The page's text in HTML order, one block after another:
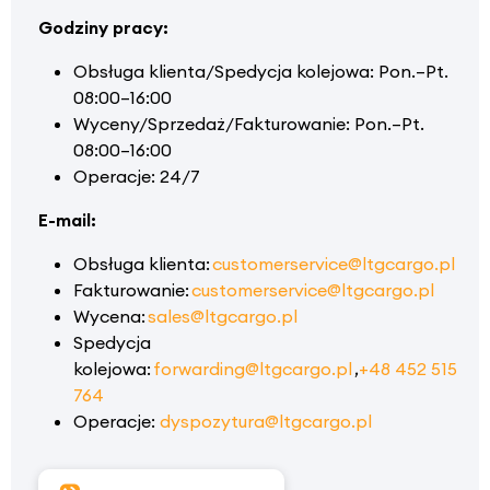
Godziny pracy:
Obsługa klienta/Spedycja kolejowa: Pon.–Pt.
08:00–16:00
Wyceny/Sprzedaż/Fakturowanie: Pon.–Pt.
08:00–16:00
Operacje: 24/7
E-mail:
Obsługa klienta:customerservice@ltgcargo.pl
Fakturowanie:customerservice@ltgcargo.pl
Wycena:sales@ltgcargo.pl
Spedycja
kolejowa: forwarding@ltgcargo.pl,+48 452 515
764
Operacje: dyspozytura@ltgcargo.pl